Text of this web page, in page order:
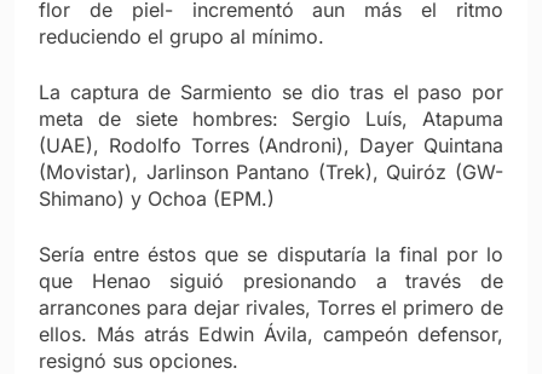
flor de piel- incrementó aun más el ritmo
reduciendo el grupo al mínimo.
La captura de Sarmiento se dio tras el paso por
meta de siete hombres: Sergio Luís, Atapuma
(UAE), Rodolfo Torres (Androni), Dayer Quintana
(Movistar), Jarlinson Pantano (Trek), Quiróz (GW-
Shimano) y Ochoa (EPM.)
Sería entre éstos que se disputaría la final por lo
que Henao siguió presionando a través de
arrancones para dejar rivales, Torres el primero de
ellos. Más atrás Edwin Ávila, campeón defensor,
resignó sus opciones.